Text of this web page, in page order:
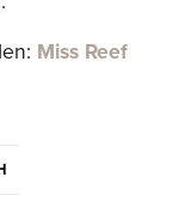
Miss Reef